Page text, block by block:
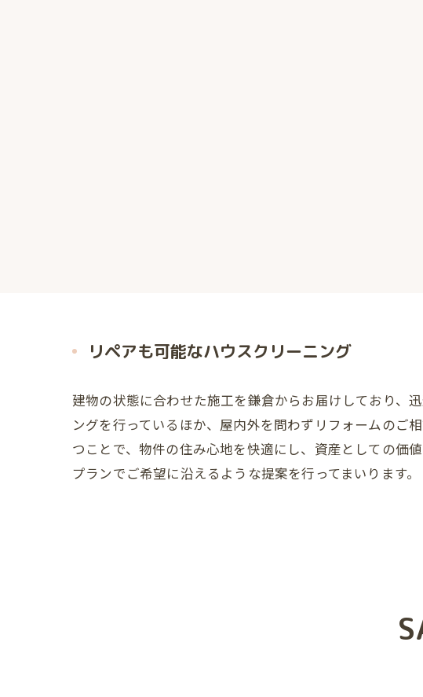
リペアも可能なハウスクリーニング
建物の状態に合わせた施工を鎌倉からお届けしており、
ングを行っているほか、屋内外を問わずリフォームのご
つことで、物件の住み心地を快適にし、資産としての価
プランでご希望に沿えるような提案を行ってまいります。